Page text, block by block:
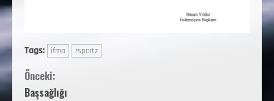
Tags: ifma rsportz
Önceki:
Başsağlığı